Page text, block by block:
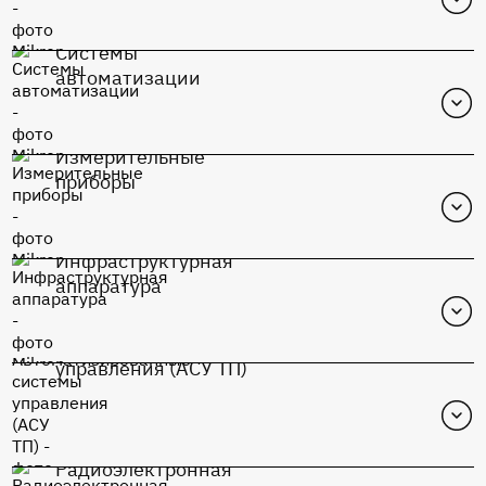
Перейти в каталог
К1948ВК015
Перейти в каталог
К1948ВК015
Перейти в каталог
К1948ВК015
Перейти в каталог
Системы
автоматизации
Перейти в каталог
Измерительные
приборы
Инфраструктурная
аппаратура
управления (АСУ ТП)
Радиоэлектронная